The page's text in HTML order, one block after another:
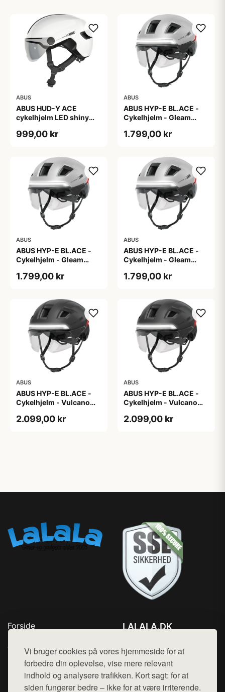
Vi bruger cookies på vores hjemmeside for at
forbedre din oplevelse, vise mere relevant
indhold og analysere trafikken. Kort sagt: for at
siden fungerer bedre – ikke for at være irriterende.
ABUS
ABUS HUD-Y ACE
cykelhjelm LED shiny
999,00 kr
ABUS
ABUS HYP-E BL.ACE -
Cykelhjelm - Gleam
1.799,00 kr
ABUS
ABUS HYP-E BL.ACE -
Cykelhjelm - Gleam
1.799,00 kr
ABUS
ABUS HYP-E BL.ACE -
Cykelhjelm - Gleam
1.799,00 kr
ABUS
ABUS HYP-E BL.ACE -
Cykelhjelm - Vulcano
2.099,00 kr
ABUS
ABUS HYP-E BL.ACE -
Cykelhjelm - Vulcano
2.099,00 kr
Forside
Top Rabatter
Blog
Kontakt
LALALA.DK
Mail: hej@want.dk
Cookie- og privatlivspolitik